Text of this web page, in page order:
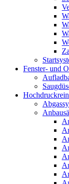
Fenster- und